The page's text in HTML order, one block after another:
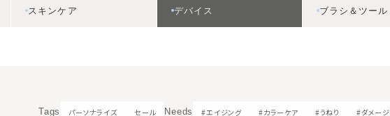
スキンケア デバイス ブラシ＆ツール
Tags パーソナライズ セール Needs #エイジング #カラーケア #うねり #ダメージ